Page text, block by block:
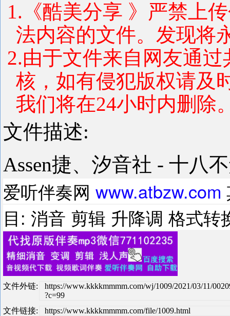
1.《酷美分享 》严禁上
法内容的文件。发现将
2.由于文件来自网友通
核，如有侵犯版权请及
我们将在24小时内删除
文件描述:
Assen捷、汐音社 - 十八
爱听伴奏网 www.atbzw.com
目: 消音 剪辑 升降调 格式转
文件外链:
https://www.kkkkmmmm.com/wj/1009/2021/03/11/
?c=99
文件链接:
https://www.kkkkmmmm.com/file/1009.html